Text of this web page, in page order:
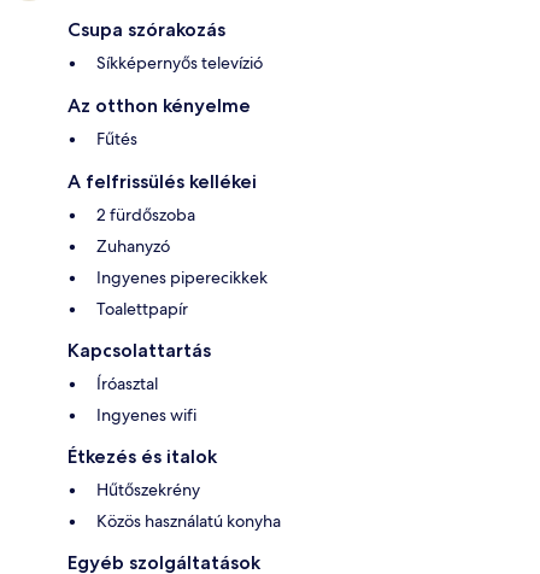
Csupa szórakozás
Síkképernyős televízió
Az otthon kényelme
Fűtés
A felfrissülés kellékei
2 fürdőszoba
Zuhanyzó
Ingyenes piperecikkek
Toalettpapír
Kapcsolattartás
Íróasztal
Ingyenes wifi
Étkezés és italok
Hűtőszekrény
Közös használatú konyha
Egyéb szolgáltatások